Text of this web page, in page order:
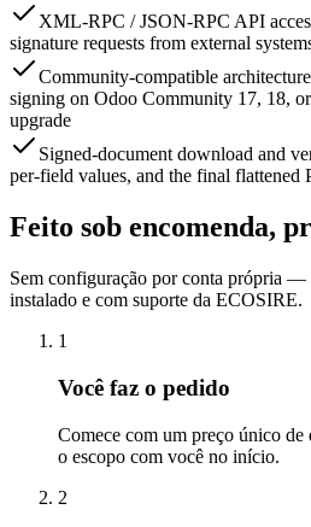
XML-RPC / JSON-RPC API
signature requests from external
Community-compatible
signing on Odoo Community 17, 18,
upgrade
Signed-document download and
per-field values, and the final flattened
Feito sob encomenda,
Sem configuração por conta própria
instalado e com suporte da ECOSIRE.
1
Você faz o pedido
Comece com um preço único
o escopo com você no início.
2